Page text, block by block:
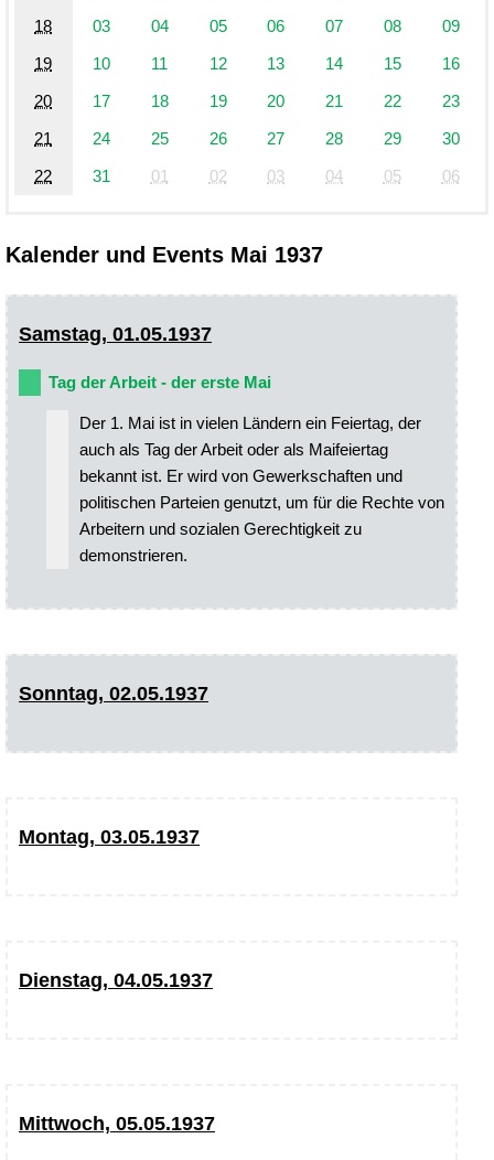
18
03 04 05 06 07 08
09
19
10 11 12 13 14 15
16
20
17 18 19 20 21 22
23
21
24 25 26 27 28 29
30
22
31 01 02 03 04 05 06
Kalender und Events Mai 1937
Samstag, 01.05.1937
Tag der Arbeit - der erste Mai
Der 1. Mai ist in vielen Ländern ein Feiertag, der
auch als Tag der Arbeit oder als Maifeiertag
bekannt ist. Er wird von Gewerkschaften und
politischen Parteien genutzt, um für die Rechte von
Arbeitern und sozialen Gerechtigkeit zu
demonstrieren.
Sonntag, 02.05.1937
Montag, 03.05.1937
Dienstag, 04.05.1937
Mittwoch, 05.05.1937